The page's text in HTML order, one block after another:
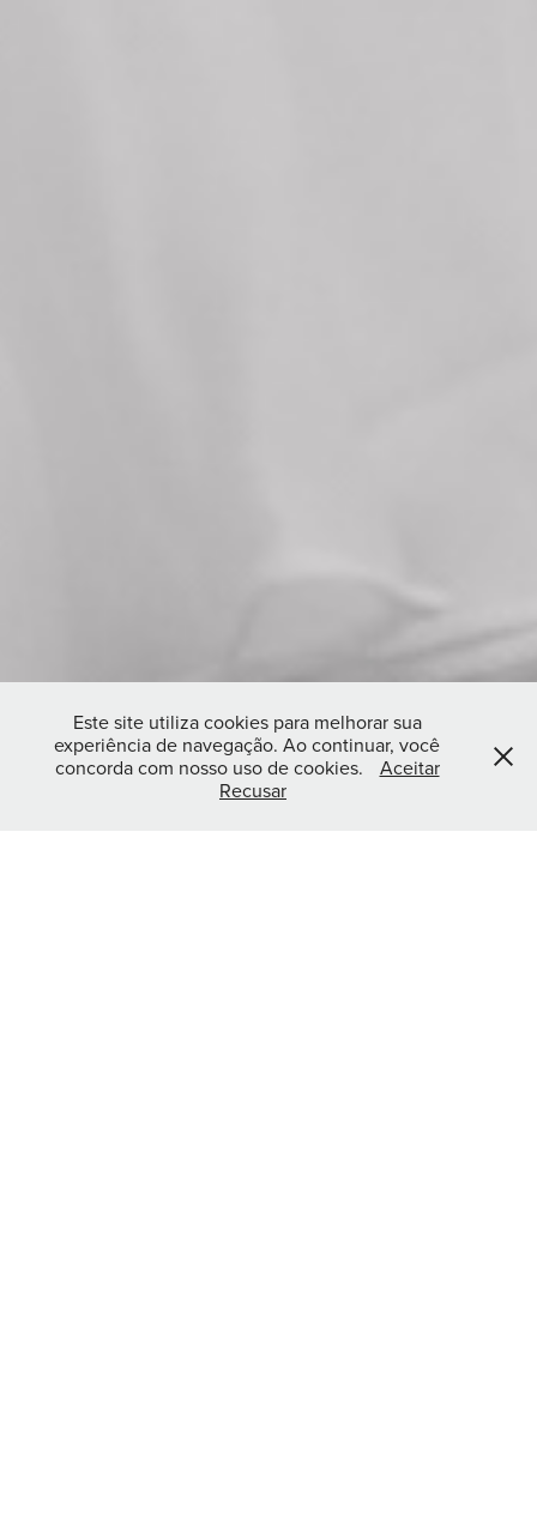
Este site utiliza cookies para melhorar sua
experiência de navegação. Ao continuar, você
concorda com nosso uso de cookies.
Aceitar
Recusar